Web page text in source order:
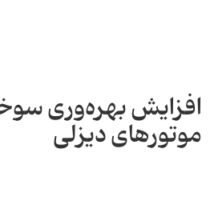
افزایش بهره‌وری
موتورهای دیزلی